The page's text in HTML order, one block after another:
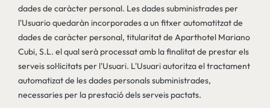
dades de caràcter personal. Les dades subministrades per
l'Usuario quedaràn incorporades a un fitxer automatitzat de
dades de caràcter personal, titularitat de Aparthotel Mariano
Cubi, S.L. el qual serà processat amb la finalitat de prestar els
serveis sol·licitats per l'Usuari. L'Usuari autoritza el tractament
automatizat de les dades personals subministrades,
necessaries per la prestació dels serveis pactats.